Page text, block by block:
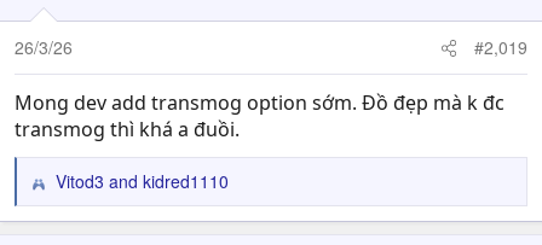
o
n
s
26/3/26 #2,019
Mong dev add transmog option sớm. Đồ đẹp mà k đc
transmog thì khá a đuồi.
R
e
Vitod3 and kidred1110